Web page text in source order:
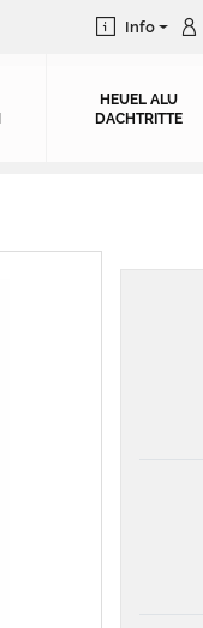
Info
HEUEL ALU
DACHTRITTE